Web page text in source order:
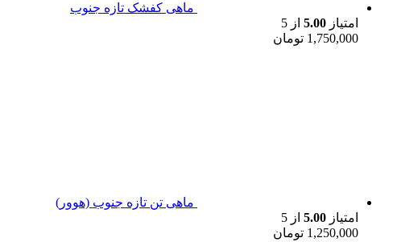
ماهی کفشک تازه جنوب
امتیاز 5.00 از 5
1,750,000 تومان
ماهی تن تازه جنوب (هوور)
امتیاز 5.00 از 5
1,250,000 تومان